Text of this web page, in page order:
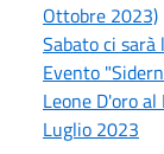
Ottobre 2023)
Sabato ci
Evento
Leone D'oro
Luglio 2023